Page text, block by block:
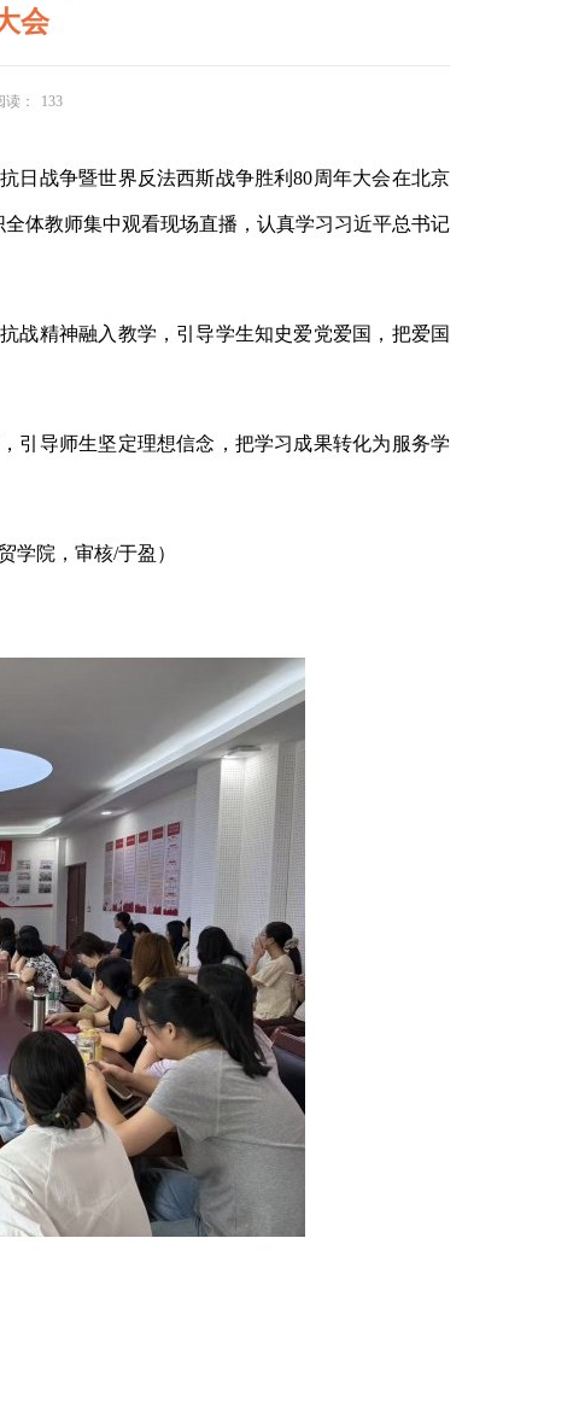
会
读： 133
日战争暨世界反法西斯战争胜利80周年大会在北京
体教师集中观看现场直播，认真学习习近平总书记
战精神融入教学，引导学生知史爱党爱国，把爱国
引 导师生坚定理想信念，把学习成果转化为服务学
学院，审核/于盈）